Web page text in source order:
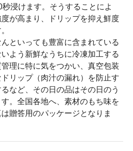
浸けます。そうすることによ
が高まり、ドリップを抑え鮮度
といっても豊富に含まれている
よう新鮮なうちに冷凍加工する
理に特に気をつかい、真空包装
リップ（肉汁の漏れ）を防止す
など、その日の品はその日のう
。全国各地へ、素材のもち味を
贈答用のパッケージとなりま